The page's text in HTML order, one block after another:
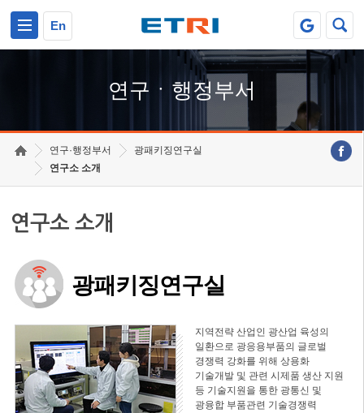
En
연구ㆍ행정부서
연구·행정부서
광패키징연구실
연구소 소개
연구소 소개
광패키징연구실
지역전략 산업인 광산업 육성의
일환으로 광응용부품의 글로벌
경쟁력 강화를 위해 상용화
기술개발 및 관련 시제품 생산 지원
등 기술지원을 통한 광통신 및
광융합 부품관련 기술경쟁력